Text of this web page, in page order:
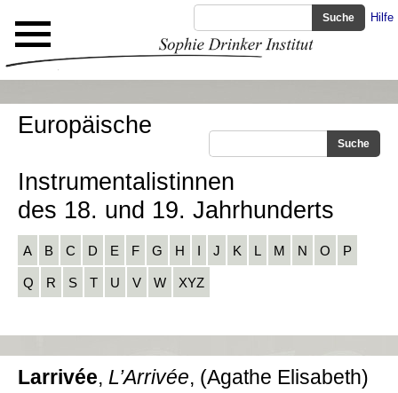
Hilfe
Europäische
Instrumentalistinnen
des 18. und 19. Jahrhunderts
A B C D E F G H I J K L M N O P
Q R S T U V W XYZ
Larrivée, L’Arrivée, (Agathe Elisabeth)